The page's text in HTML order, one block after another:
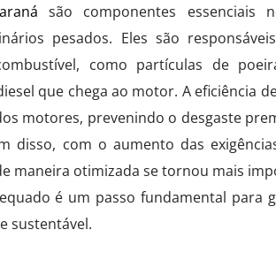
são componentes essenciais
pesados. Eles são
como partículas de
que chega ao motor. A eficiência
motores, prevenindo o desgaste
disso, com o aumento das
maneira otimizada se tornou mais
é um passo fundamental para
sustentável.